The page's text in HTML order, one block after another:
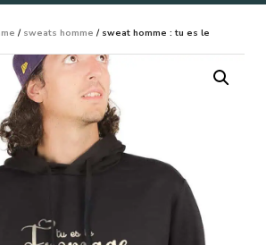
/ sweats homme / sweat homme : tu es le